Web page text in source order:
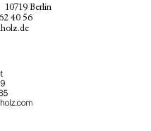
10719 Berlin
40 56